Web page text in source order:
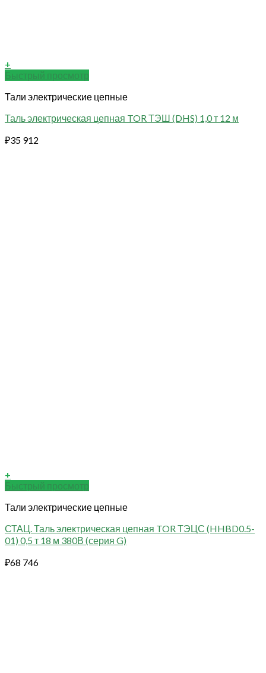
+
Быстрый просмотр
Тали электрические цепные
Таль электрическая цепная TOR ТЭШ (DHS) 1,0 т 12 м
₽35 912
+
Быстрый просмотр
Тали электрические цепные
СТАЦ. Таль электрическая цепная TOR ТЭЦС (HHBD0.5-
01) 0,5 т 18 м 380В (серия G)
₽68 746